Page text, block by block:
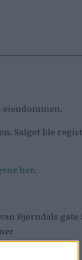
eiendommen.
Salget ble
her.
Bjørndals gate